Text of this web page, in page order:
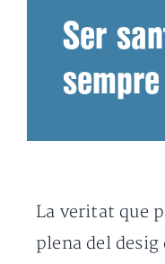
Ser
sempre
La veritat que
plena del desig